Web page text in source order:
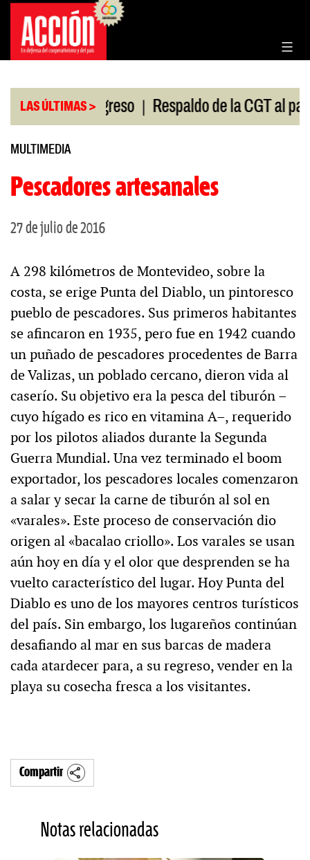
Saltar
contenido
LAS ÚLTIMAS >
en el Congreso | Respaldo de la CGT al paro
MULTIMEDIA
Pescadores artesanales
27 de julio de 2016
A 298 kilómetros de Montevideo, sobre la
costa, se erige Punta del Diablo, un pintoresco
pueblo de pescadores. Sus primeros habitantes
se afincaron en 1935, pero fue en 1942 cuando
un puñado de pescadores procedentes de Barra
de Valizas, un poblado cercano, dieron vida al
caserío. Su objetivo era la pesca del tiburón –
cuyo hígado es rico en vitamina A–, requerido
por los pilotos aliados durante la Segunda
Guerra Mundial. Una vez terminado el boom
exportador, los pescadores locales comenzaron
a salar y secar la carne de tiburón al sol en
«varales». Este proceso de conservación dio
origen al «bacalao criollo». Los varales se usan
aún hoy en día y el olor que desprenden se ha
vuelto característico del lugar. Hoy Punta del
Diablo es uno de los mayores centros turísticos
del país. Sin embargo, los lugareños continúan
desafiando al mar en sus barcas de madera
cada atardecer para, a su regreso, vender en la
playa su cosecha fresca a los visitantes.
Compartir
Notas relacionadas